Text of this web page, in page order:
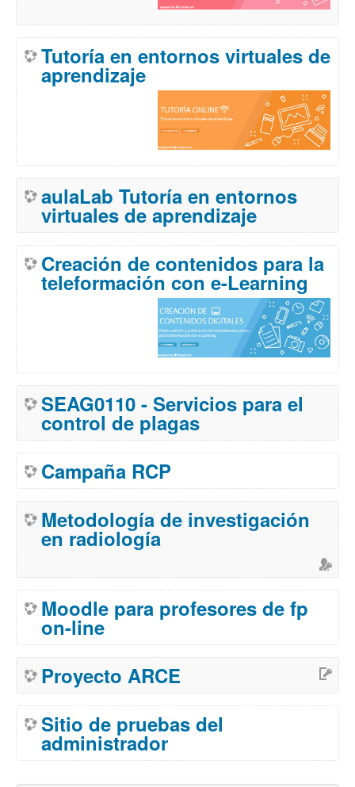
Tutoría en entornos virtuales de
aprendizaje
aulaLab Tutoría en entornos
virtuales de aprendizaje
Creación de contenidos para la
teleformación con e-Learning
SEAG0110 - Servicios para el
control de plagas
Campaña RCP
Metodología de investigación
en radiología
Moodle para profesores de fp
on-line
Proyecto ARCE
Sitio de pruebas del
administrador